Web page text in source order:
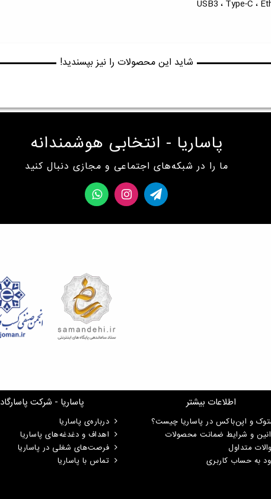
شاید این محصولات را نیز بپسندید!
پاساریا - انتخابی هوشمندانه
ما را در شبکه‌های اجتماعی و مجازی دنبال کنید
اطلاعات بیشتر
و اپن‌باکس در پاساریا چیست؟
و شرایط ضمانت محصولات
متداول
به حساب کاربری
پاساریا - شرکت پاسارگاد
درباره‌ی پاساریا
اهداف و دغدغه‌های پاساریا
فرصت‌های شغلی در پاساریا
تماس با پاساریا